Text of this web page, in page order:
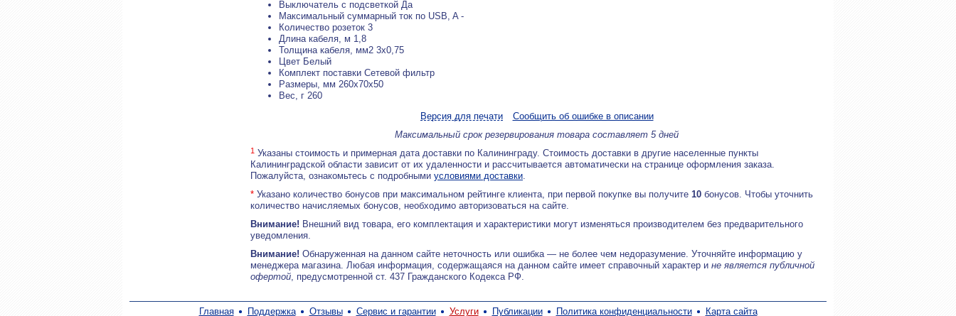
Выключатель с подсветкой Да
Максимальный суммарный ток по USB, A -
Количество розеток 3
Длина кабеля, м 1,8
Толщина кабеля, мм2 3x0,75
Цвет Белый
Комплект поставки Сетевой фильтр
Размеры, мм 260x70x50
Вес, г 260
Версия для печати
Сообщить об ошибке в описании
Максимальный срок резервирования товара составляет 5 дней
1 Указаны стоимость и примерная дата доставки по Калининграду. Стоимость доставки в другие населенные пункты
Калининградской области зависит от их удаленности и рассчитывается автоматически на странице оформления заказа.
Пожалуйста, ознакомьтесь с подробными условиями доставки.
* Указано количество бонусов при максимальном рейтинге клиента, при первой покупке вы получите 10 бонусов. Чтобы уточнить
количество начисляемых бонусов, необходимо авторизоваться на сайте.
Внимание! Внешний вид товара, его комплектация и характеристики могут изменяться производителем без предварительного
уведомления.
Внимание! Обнаруженная на данном сайте неточность или ошибка — не более чем недоразумение. Уточняйте информацию у
менеджера магазина. Любая информация, содержащаяся на данном сайте имеет справочный характер и не является публичной
офертой, предусмотренной ст. 437 Гражданского Кодекса РФ.
Главная Поддержка Отзывы Сервис и гарантии Услуги Публикации Политика конфиденциальности Карта сайта